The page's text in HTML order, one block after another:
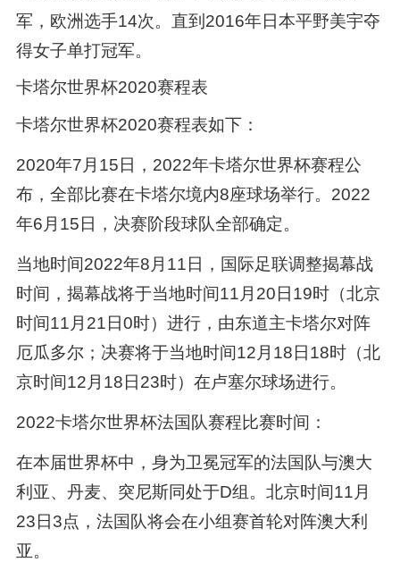
军，欧洲选手14次。直到2016年日本平野美宇夺
得女子单打冠军。
卡塔尔世界杯2020赛程表
卡塔尔世界杯2020赛程表如下：
2020年7月15日，2022年卡塔尔世界杯赛程公
布，全部比赛在卡塔尔境内8座球场举行。2022
年6月15日，决赛阶段球队全部确定。
当地时间2022年8月11日，国际足联调整揭幕战
时间，揭幕战将于当地时间11月20日19时（北京
时间11月21日0时）进行，由东道主卡塔尔对阵
厄瓜多尔；决赛将于当地时间12月18日18时（北
京时间12月18日23时）在卢塞尔球场进行。
2022卡塔尔世界杯法国队赛程比赛时间：
在本届世界杯中，身为卫冕冠军的法国队与澳大
利亚、丹麦、突尼斯同处于D组。北京时间11月
23日3点，法国队将会在小组赛首轮对阵澳大利
亚。